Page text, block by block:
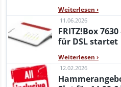
Weiterlesen ›
11.06.2026
FRITZ!Box
für DSL startet
Weiterlesen ›
12.02.2026